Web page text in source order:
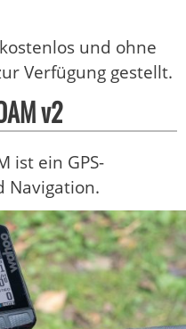
und ohne
Verfügung gestellt.
v2
ist ein GPS-
Navigation.